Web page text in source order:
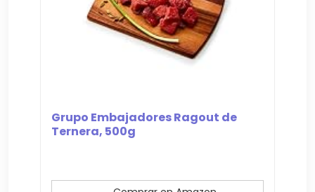
Grupo Embajadores Ragout de
Ternera, 500g